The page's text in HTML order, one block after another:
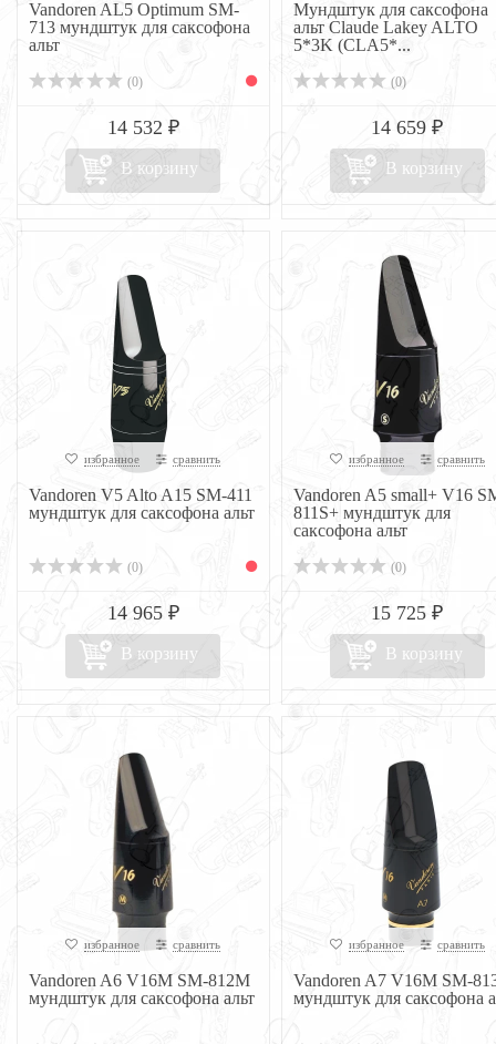
Vandoren AL5 Optimum SM-
713 мундштук для саксофона
альт
(0)
14 532 ₽
В корзину
Мундштук для саксофона
альт Claude Lakey ALTO
5*3K (CLA5*...
(0)
14 659 ₽
В корзину
избранное сравнить
Vandoren V5 Alto A15 SM-411
мундштук для саксофона альт
(0)
14 965 ₽
В корзину
избранное сравнить
Vandoren A5 small+ V16
811S+ мундштук для
саксофона альт
(0)
15 725 ₽
В корзину
избранное сравнить
Vandoren A6 V16М SM-812М
мундштук для саксофона альт
избранное сравнить
Vandoren A7 V16М SM-
мундштук для саксофона